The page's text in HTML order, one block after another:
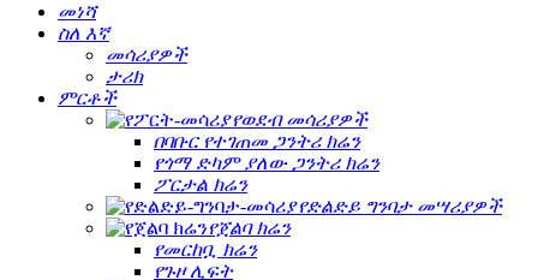
መነሻ
ስለ እኛ
መሳሪያዎች
ታሪክ
ምርቶች
የወደብ መሳሪያዎች
በባቡር የተገጠመ ጋንትሪ ክሬን
የጎማ ድካም ያለው ጋንትሪ ክሬን
ፖርታል ክሬን
የድልድይ ግንባታ መሣሪያዎች
የጀልባ ክሬን
የመርከቧ ክሬን
የጉዞ ሊፍት